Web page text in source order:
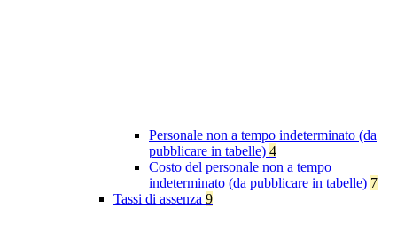
Personale non a tempo indeterminato (da
pubblicare in tabelle) 4
Costo del personale non a tempo
indeterminato (da pubblicare in tabelle) 7
Tassi di assenza 9